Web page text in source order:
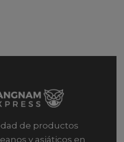
de productos
y asiáticos en